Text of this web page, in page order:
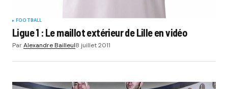
FOOTBALL
Ligue 1 : Le maillot extérieur de Lille en vidéo
ParAlexandre Bailleul8 juillet 2011